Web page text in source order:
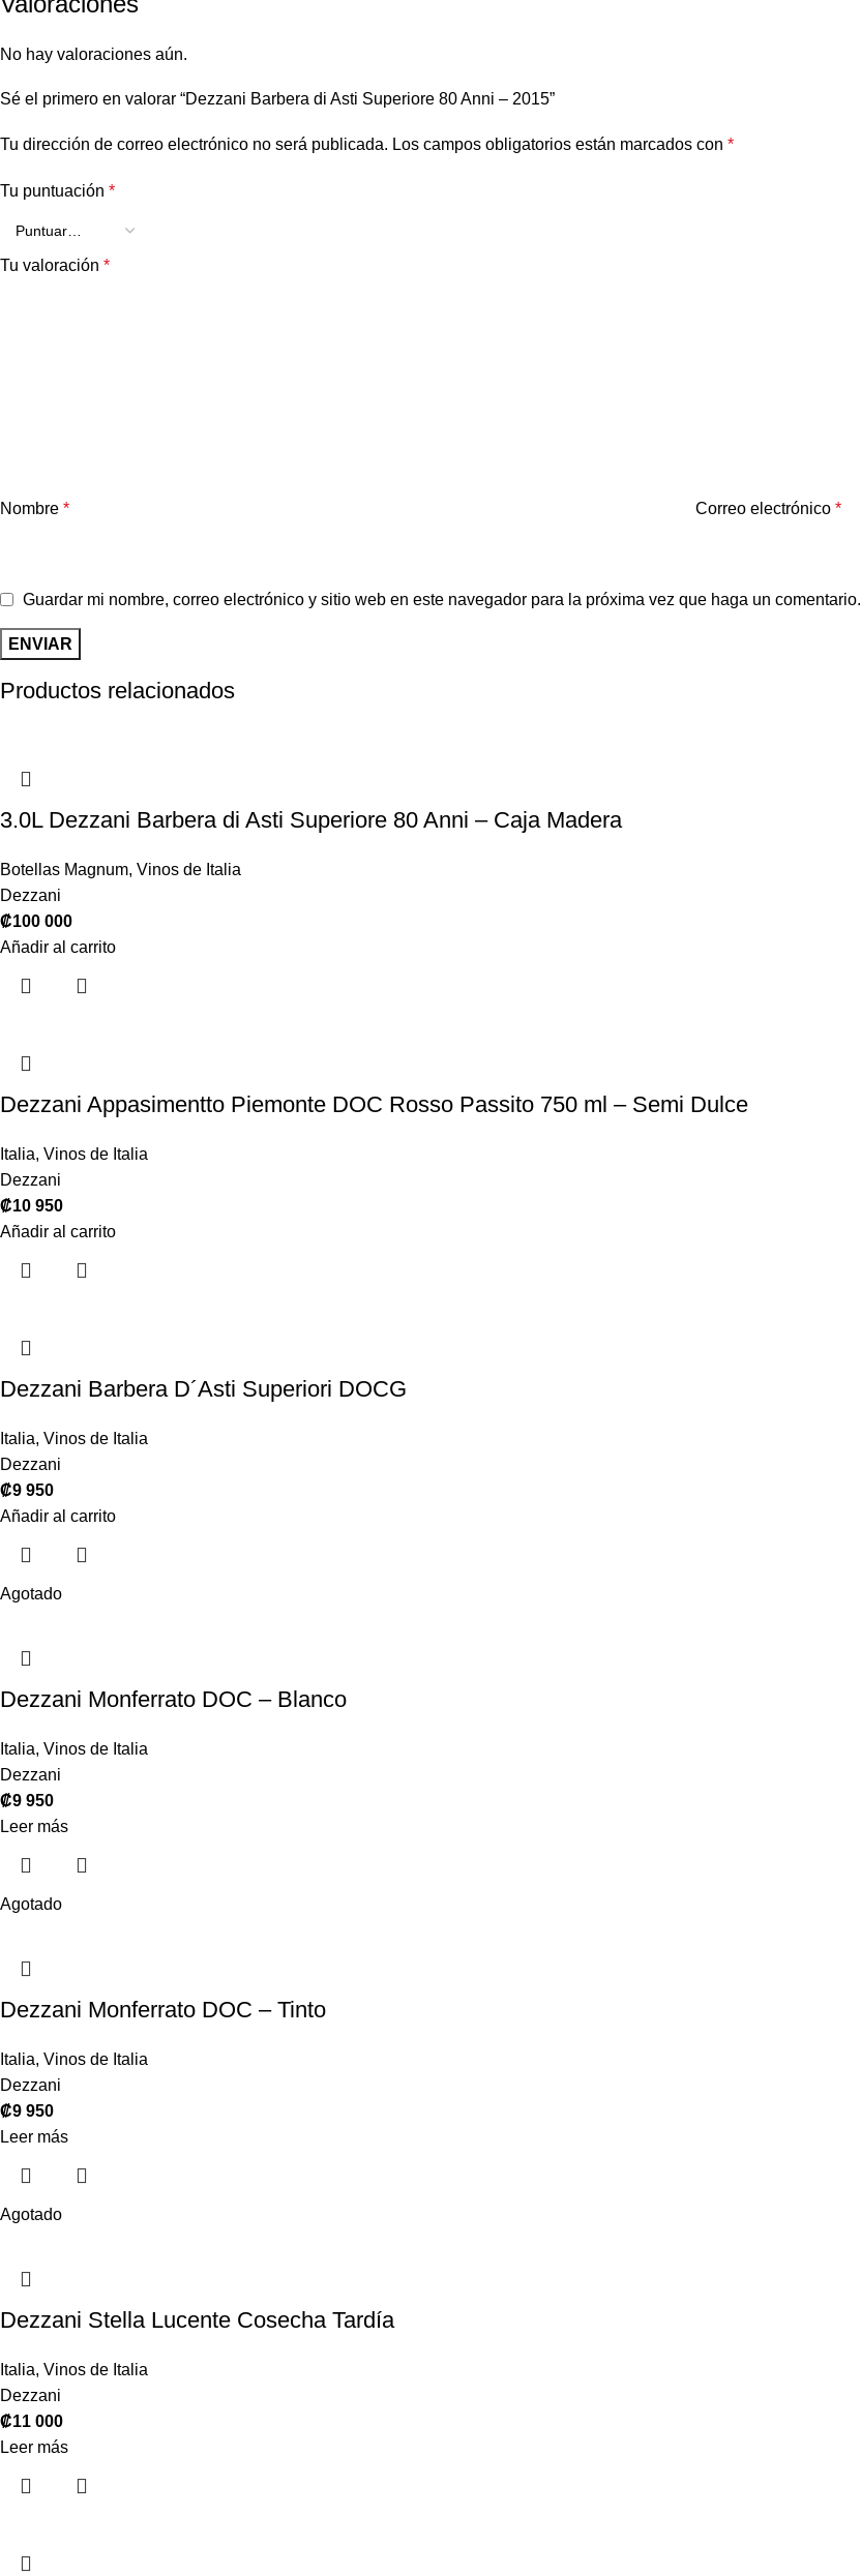
No hay valoraciones aún.
Sé el primero en valorar “Dezzani Barbera di Asti Superiore 80 Anni – 2015”
Tu dirección de correo electrónico no será publicada. Los campos obligatorios están marcados con *
Tu puntuación *
Tu valoración *
Nombre * Correo electrónico *
Guardar mi nombre, correo electrónico y sitio web en este navegador para la próxima vez que haga un comentario.
Productos relacionados
3.0L Dezzani Barbera di Asti Superiore 80 Anni – Caja Madera
Botellas Magnum, Vinos de Italia
Dezzani
₡100 000
Añadir al carrito
Dezzani Appasimentto Piemonte DOC Rosso Passito 750 ml – Semi Dulce
Italia, Vinos de Italia
Dezzani
₡10 950
Añadir al carrito
Dezzani Barbera D´Asti Superiori DOCG
Italia, Vinos de Italia
Dezzani
₡9 950
Añadir al carrito
Agotado
Dezzani Monferrato DOC – Blanco
Italia, Vinos de Italia
Dezzani
₡9 950
Leer más
Agotado
Dezzani Monferrato DOC – Tinto
Italia, Vinos de Italia
Dezzani
₡9 950
Leer más
Agotado
Dezzani Stella Lucente Cosecha Tardía
Italia, Vinos de Italia
Dezzani
₡11 000
Leer más